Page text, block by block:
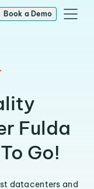
Book a Demo
Fulda
Go!
datacenters and